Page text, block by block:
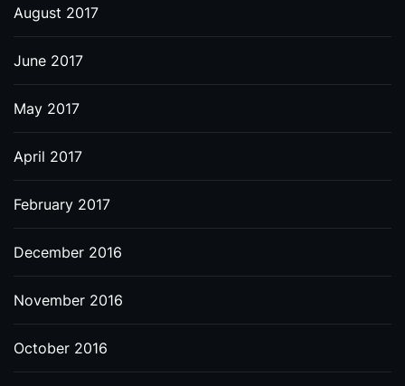
August 2017
June 2017
May 2017
April 2017
February 2017
December 2016
November 2016
October 2016